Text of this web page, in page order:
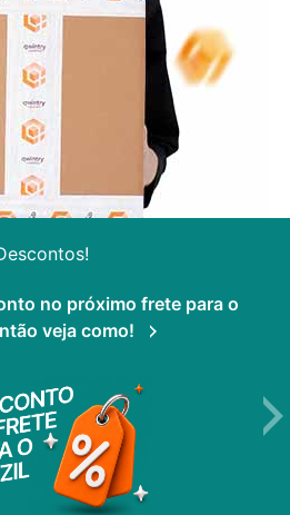
no próximo frete para o
veja como!